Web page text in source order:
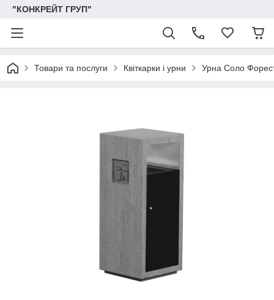
"КОНКРЕЙТ ГРУП"
Товари та послуги Квіткарки і урни Урна Соло